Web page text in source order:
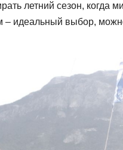
летний сезон, когда
– идеальный выбор,